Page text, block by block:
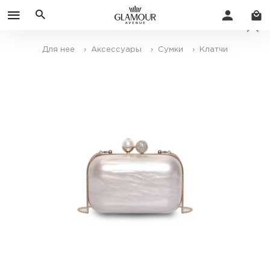
Для нее › Аксессуары › Сумки › Клатчи